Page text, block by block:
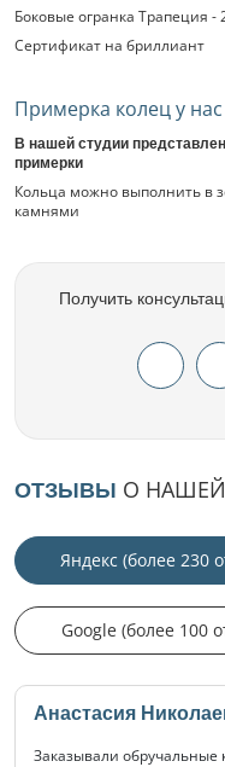
Боковые огранка Трапеция -
Сертификат на бриллиант
Примерка колец у нас
В нашей студии
примерки
Кольца можно выполнить в
камнями
Получить
ОТЗЫВЫ О НАШЕЙ
Яндекс (более 230
Google (более 100
Анастасия
Заказывали обручальные